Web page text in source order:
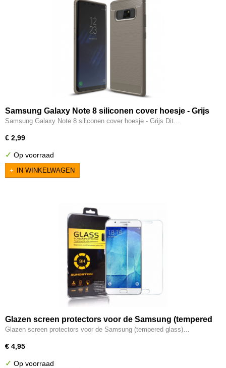
Samsung Galaxy Note 8 siliconen cover hoesje - Grijs
Samsung Galaxy Note 8 siliconen cover hoesje - Grijs Dit…
€ 2,99
✓ Op voorraad
IN WINKELWAGEN
Glazen screen protectors voor de Samsung (tempered
glass)
Glazen screen protectors voor de Samsung (tempered glass)…
€ 4,95
✓ Op voorraad